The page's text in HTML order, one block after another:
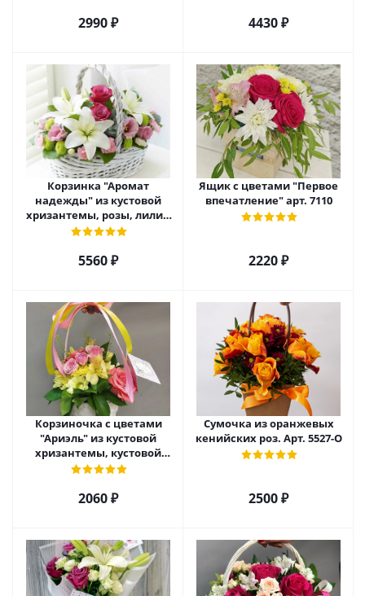
2990 ₽ 4430 ₽
Корзинка "Аромат
надежды" из кустовой
хризантемы, розы, лилий
и эустомы. арт. 7751
5560 ₽
Ящик с цветами "Первое
впечатление" арт. 7110
2220 ₽
Корзиночка с цветами
"Ариэль" из кустовой
хризантемы, кустовой
розы и альстромерии арт.
2060 ₽
Сумочка из оранжевых
кенийских роз. Арт. 5527-О
2500 ₽